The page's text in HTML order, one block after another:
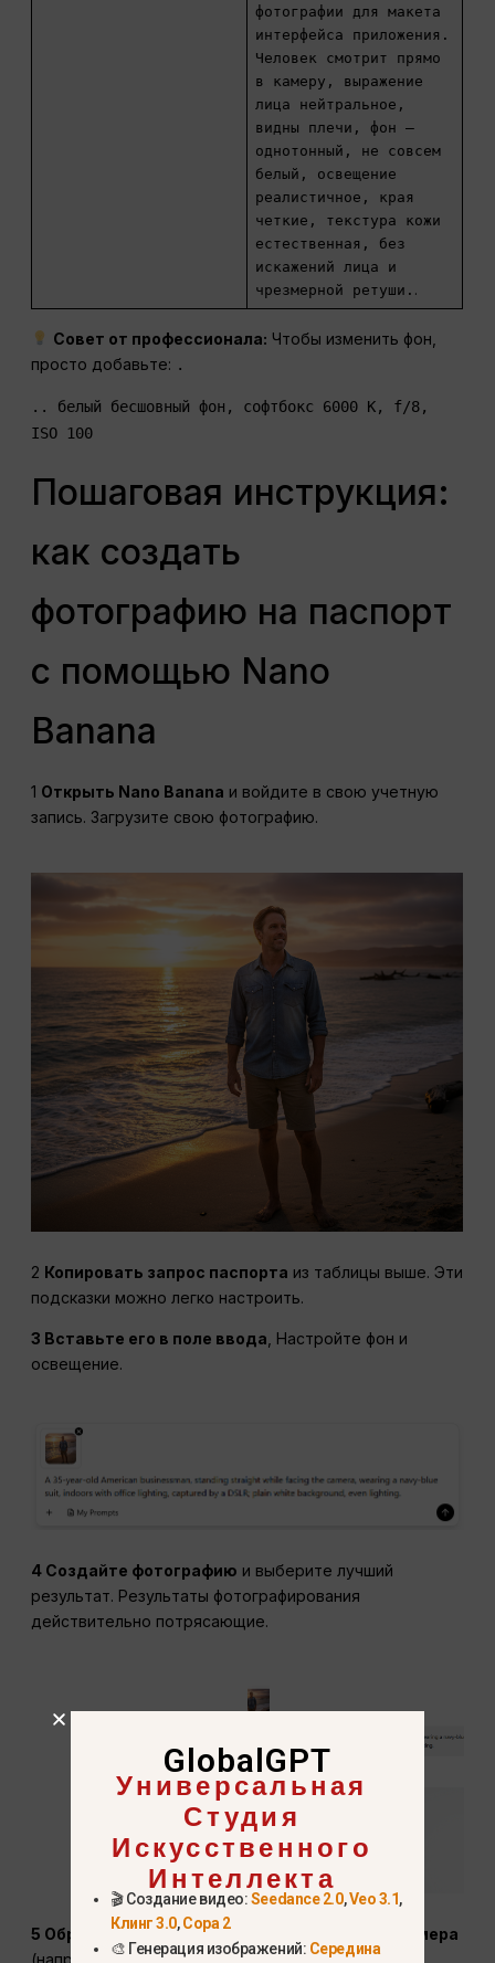
фотографии для макета
интерфейса приложения.
Человек смотрит прямо
в камеру, выражение
лица нейтральное,
видны плечи, фон —
однотонный, не совсем
белый, освещение
реалистичное, края
четкие, текстура кожи
естественная, без
искажений лица и
чрезмерной ретуши. .
Совет от профессионала: Чтобы изменить фон,
просто добавьте: .
.. белый бесшовный фон, софтбокс 6000 К, f/8,
ISO 100
Пошаговая инструкция:
как создать
фотографию на паспорт
с помощью Nano
Banana
1 Открыть Nano Banana и войдите в свою учетную
запись. Загрузите свою фотографию.
2 Копировать запрос паспорта из таблицы выше. Эти
подсказки можно легко настроить.
3 Вставьте его в поле ввода , Настройте фон и
освещение.
4 Создайте фотографию и выберите лучший
результат. Результаты фотографирования
действительно потрясающие.
5 Обрезать до стандартного паспортного размера
GlobalGPT
Универсальная
Студия
Искусственного
Интеллекта
🎬 Создание видео:Seedance 2.0,Veo 3.1,
Клинг 3.0,Сора 2
🎨 Генерация изображений: Середина